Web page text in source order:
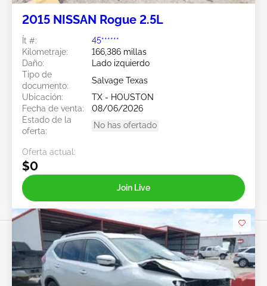
2015 NISSAN Rogue 2.5L
Ít #:
45******
Kilometraje:
166,386 millas
Daño:
Lado izquierdo
Tipo de
documento:
Salvage Texas
Ubicación:
TX - HOUSTON
Fecha de venta:
08/06/2026
Estado de la
oferta:
No has ofertado
Oferta actual:
$0
Join Live